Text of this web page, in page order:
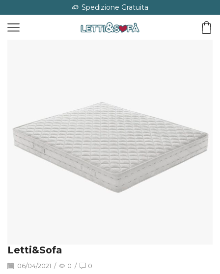
Spedizione Gratuita
Letti&Sofa
06/04/2021 / 0 / 0